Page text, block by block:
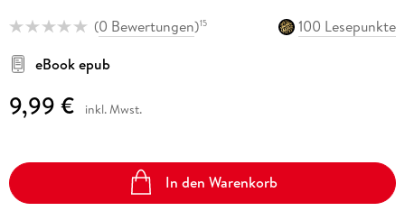
(0 Bewertungen)15
100 Lesepunkte
eBook epub
9,99 € inkl. Mwst.
In den Warenkorb